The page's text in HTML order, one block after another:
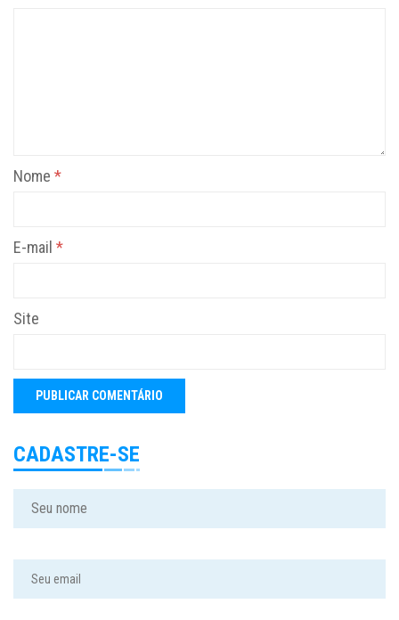
Nome *
E-mail *
Site
CADASTRE-SE